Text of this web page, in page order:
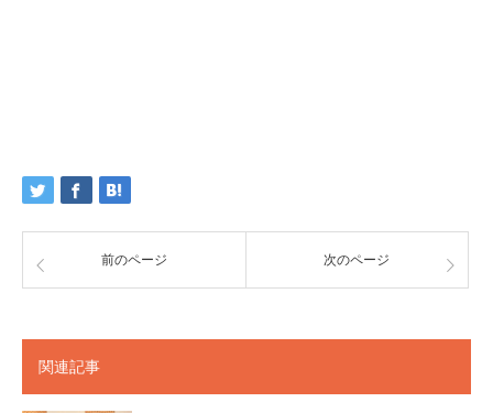
前のページ 次のページ
関連記事